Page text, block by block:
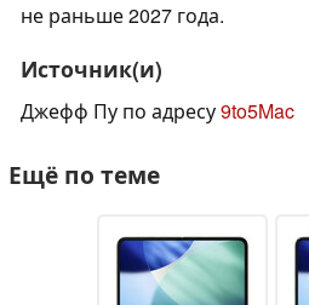
не раньше 2027 года.
Источник(и)
Джефф Пу по адресу9to5Mac
Ещё по теме